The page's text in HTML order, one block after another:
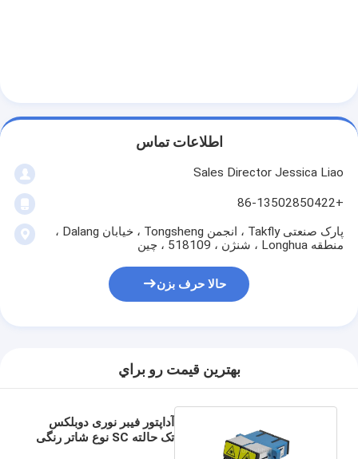
کاهش دهنده فیبر نوری
جعبه خاتمه فیبر نوری
سوئیچ فیبر اترنت
اطلاعات تماس
Sales Director Jessica Liao
+86-13502850422
پارک صنعتی Takfly ، انجمن Tongsheng ، خیابان Dalang ،
منطقه Longhua ، شنژن ، 518109 ، چین
حالا حرف بزن
بهترين قيمت رو براي
آداپتور فیبر نوری دوبلکس
تک حالته SC نوع شاتر رنگی